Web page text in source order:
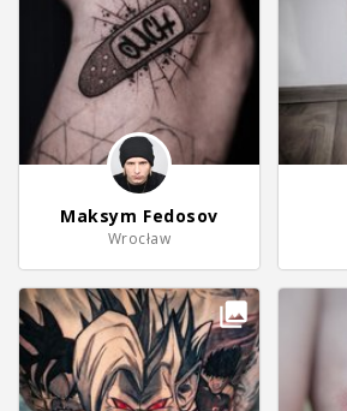
Maksym Fedosov
Wrocław